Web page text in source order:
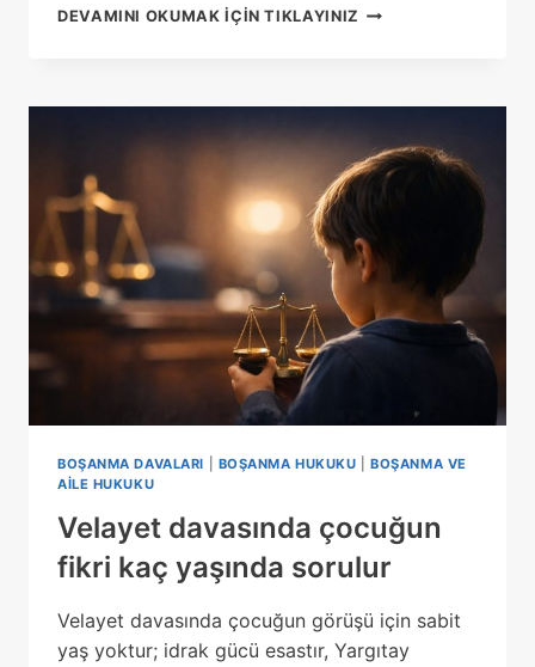
DEVAMINI OKUMAK IÇIN TIKLAYINIZ ÇOCUĞUN
BOŞANMA DAVALARI BOŞANMA HUKUKU |BOŞANMA VE
AILE HUKUKU
Velayet davasında çocuğun
fikri kaç yaşında sorulur
Velayet davasında çocuğun görüşü için sabit
yaş yoktur; idrak gücü esastır, Yargıtay